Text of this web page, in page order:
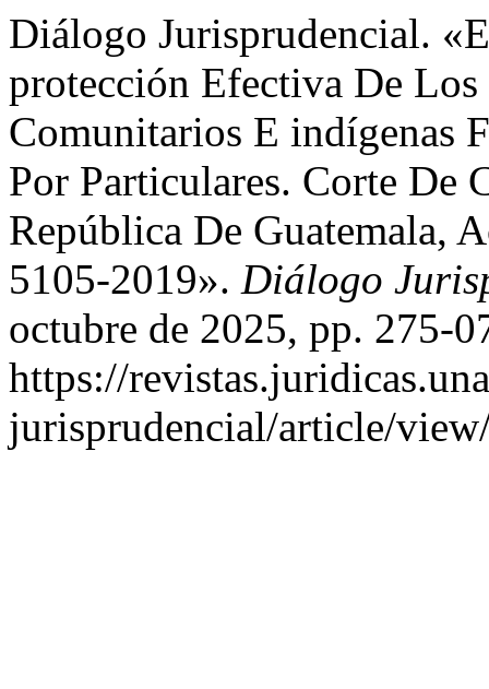
Diálogo Jurisprudencial.
protección Efectiva De
Comunitarios E indígenas
Por Particulares. Corte De
República De Guatemala,
5105-2019». Diálogo
octubre de 2025, pp. 275-
https://
jurisprudencial/article/